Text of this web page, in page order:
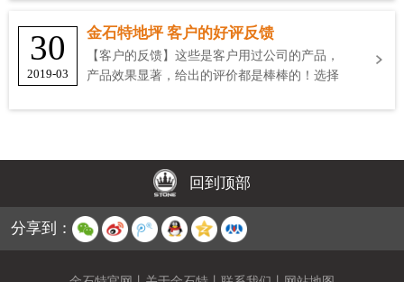
30
2019-03
金石特地坪 客户的好评反馈
【客户的反馈】这些是客户用过公司的产品，
产品效果显著，给出的评价都是棒棒的！选择
回到顶部
分享到：